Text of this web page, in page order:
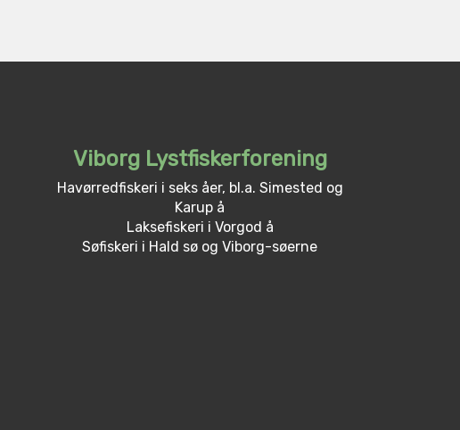
Viborg Lystfiskerforening
Havørredfiskeri i seks åer, bl.a. Simested og
Karup å
Laksefiskeri i Vorgod å
Søfiskeri i Hald sø og Viborg-søerne